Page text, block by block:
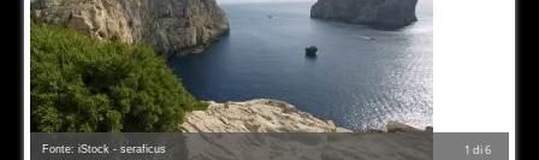
1 di6
Fonte: iStock - seraficus